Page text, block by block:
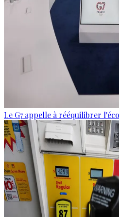
Le G7 appelle à rééquilibrer